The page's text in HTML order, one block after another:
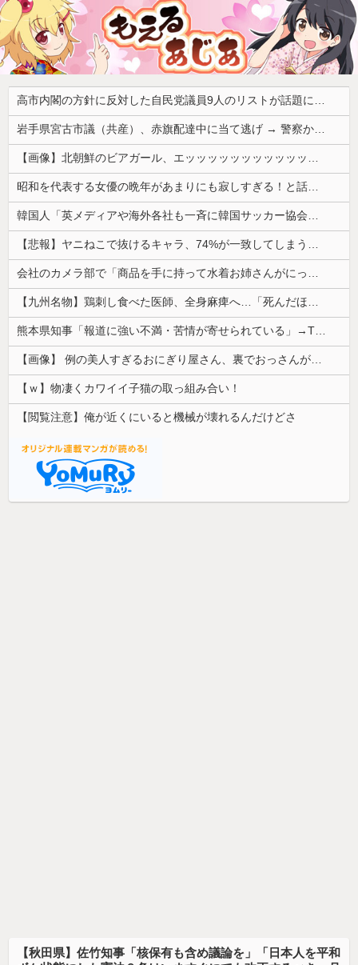
高市内閣の方針に反対した自民党議員9人のリストが話題に、「岩屋はどこへ行った？」との指摘もあるが……
岩手県宮古市議（共産）、赤旗配達中に当て逃げ → 警察から連絡が来て宮古署を訪れ事情聴取
【画像】北朝鮮のビアガール、エッッッッッッッッッッッッッッッッッ！
昭和を代表する女優の晩年があまりにも寂しすぎる！と話題に、自身の子供を餓死する寸前までネグレクトした挙句……
韓国人「英メディアや海外各社も一斉に韓国サッカー協会を巡る過去の不祥事を報道！」→「国際的な信用失墜の危機‥」
【悲報】ヤニねこで抜けるキャラ、74%が一致してしまうｗｗｗｗｗ
会社のカメラ部で「商品を手に持って水着お姉さんがにっこり」を撮影、だがお姉さんは素人アルバイトで親バレした結果……
【九州名物】鶏刺し食べた医師、全身麻痺へ…「死んだほうが良かったと思っていた」
熊本県知事「報道に強い不満・苦情が寄せられている」→TBSの報道特集がまさにそれな件
【画像】 例の美人すぎるおにぎり屋さん、裏でおっさんが握っていたｗｗｗｗｗｗｗｗｗｗｗｗｗｗｗｗｗ
【ｗ】物凄くカワイイ子猫の取っ組み合い！
【閲覧注意】俺が近くにいると機械が壊れるんだけどさ
【秋田県】佐竹知事「核保有も含め議論を」「日本人を平和